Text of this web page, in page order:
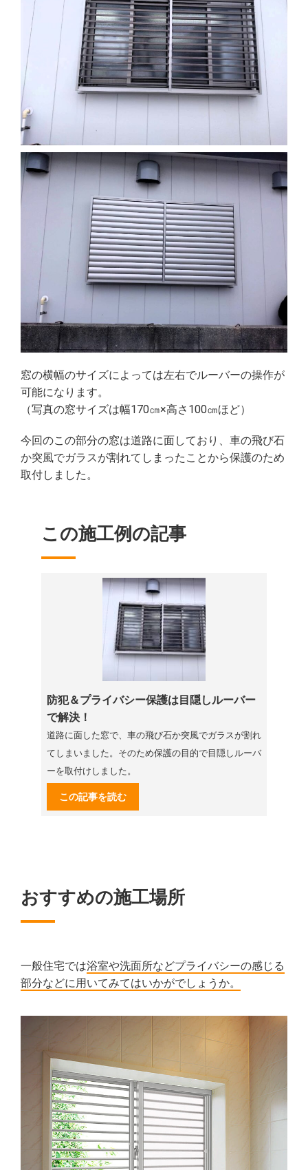
窓の横幅のサイズによっては左右でルーバーの操作が
可能になります。
（写真の窓サイズは幅170㎝×高さ100㎝ほど）
今回のこの部分の窓は道路に面しており、車の飛び石
か突風でガラスが割れてしまったことから保護のため
取付しました。
この施工例の記事
防犯＆プライバシー保護は目隠しルーバー
で解決！
道路に面した窓で、車の飛び石か突風でガラスが割れ
てしまいました。そのため保護の目的で目隠しルーバ
ーを取付けしました。
この記事を読む
おすすめの施工場所
一般住宅では浴室や洗面所などプライバシーの感じる
部分などに用いてみてはいかがでしょうか。